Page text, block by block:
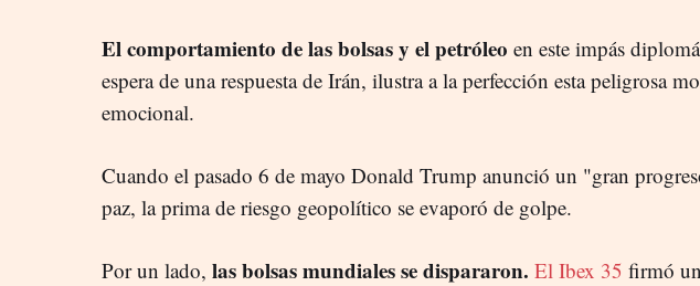
El comportamiento de las bolsas y el petróleo en este impás
espera de una respuesta de Irán, ilustra a la perfección esta peligrosa
emocional.
Cuando el pasado 6 de mayo Donald Trump anunció un "gran
paz, la prima de riesgo geopolítico se evaporó de golpe.
Por un lado, las bolsas mundiales se dispararon. El Ibex 35 firmó un